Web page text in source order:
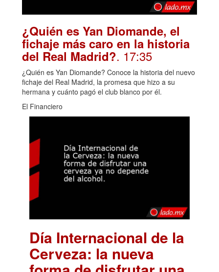
¿Quién es Yan Diomande, el
fichaje más caro en la historia
del Real Madrid?. 17:35
¿Quién es Yan Diomande? Conoce la historia del nuevo
fichaje del Real Madrid, la promesa que hizo a su
hermana y cuánto pagó el club blanco por él.
El Financiero
Día Internacional de la
Cerveza: la nueva